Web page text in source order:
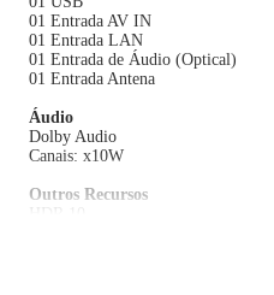
01 Entrada AV IN
01 Entrada LAN
01 Entrada de Áudio (Optical)
01 Entrada Antena
Áudio
Dolby Audio
Canais: x10W
Outros Recursos
HDR 10